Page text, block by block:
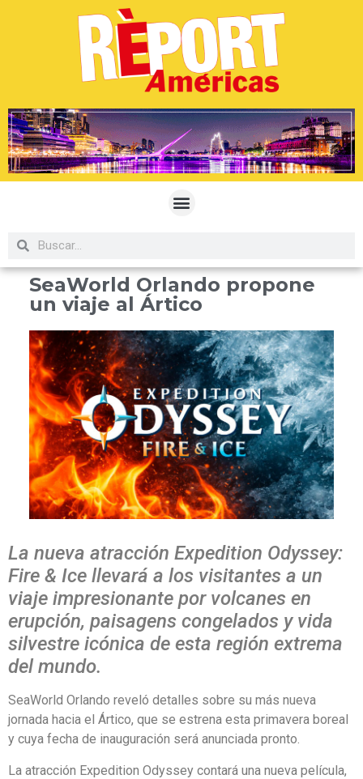
SeaWorld Orlando propone
un viaje al Ártico
La nueva atracción Expedition Odyssey:
Fire & Ice llevará a los visitantes a un
viaje impresionante por volcanes en
erupción, paisagens congelados y vida
silvestre icónica de esta región extrema
del mundo.
SeaWorld Orlando reveló detalles sobre su más nueva
jornada hacia el Ártico, que se estrena esta primavera boreal
y cuya fecha de inauguración será anunciada pronto.
La atracción Expedition Odyssey contará una nueva película,